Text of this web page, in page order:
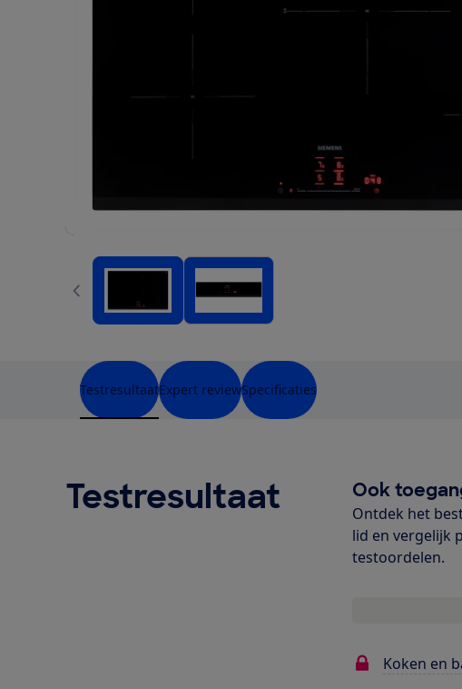
TestresultaatExpert reviewSpecificaties
Testresultaat Ook
Ontdek het
lid en vergelijk
testoordelen.
Koken en